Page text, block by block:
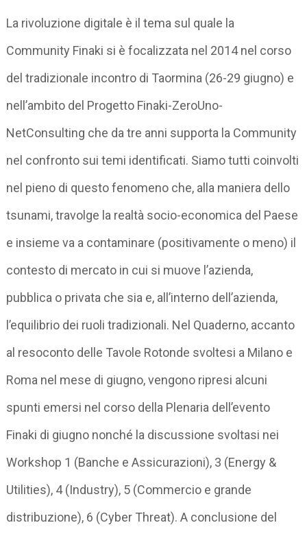
La rivoluzione digitale è il tema sul quale la
Community Finaki si è focalizzata nel 2014 nel corso
del tradizionale incontro di Taormina (26-29 giugno) e
nell’ambito del Progetto Finaki-ZeroUno-
NetConsulting che da tre anni supporta la Community
nel confronto sui temi identificati. Siamo tutti coinvolti
nel pieno di questo fenomeno che, alla maniera dello
tsunami, travolge la realtà socio-economica del Paese
e insieme va a contaminare (positivamente o meno) il
contesto di mercato in cui si muove l’azienda,
pubblica o privata che sia e, all’interno dell’azienda,
l’equilibrio dei ruoli tradizionali. Nel Quaderno, accanto
al resoconto delle Tavole Rotonde svoltesi a Milano e
Roma nel mese di giugno, vengono ripresi alcuni
spunti emersi nel corso della Plenaria dell’evento
Finaki di giugno nonché la discussione svoltasi nei
Workshop 1 (Banche e Assicurazioni), 3 (Energy &
Utilities), 4 (Industry), 5 (Commercio e grande
distribuzione), 6 (Cyber Threat). A conclusione del